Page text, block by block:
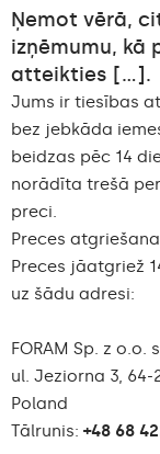
Ņemot vērā,
izņēmumu, kā
atteikties [...].
Jums ir tiesības
bez jebkāda
beidzas pēc 14
norādīta trešā
preci.
Preces
Preces jāatgriež
uz šādu adresi:
FORAM Sp. z o.o.
ul. Jeziorna 3, 64-
Poland
Tālrunis: +48 68